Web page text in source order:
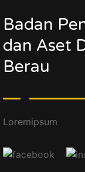
Badan
dan Aset
Berau
Loremipsum